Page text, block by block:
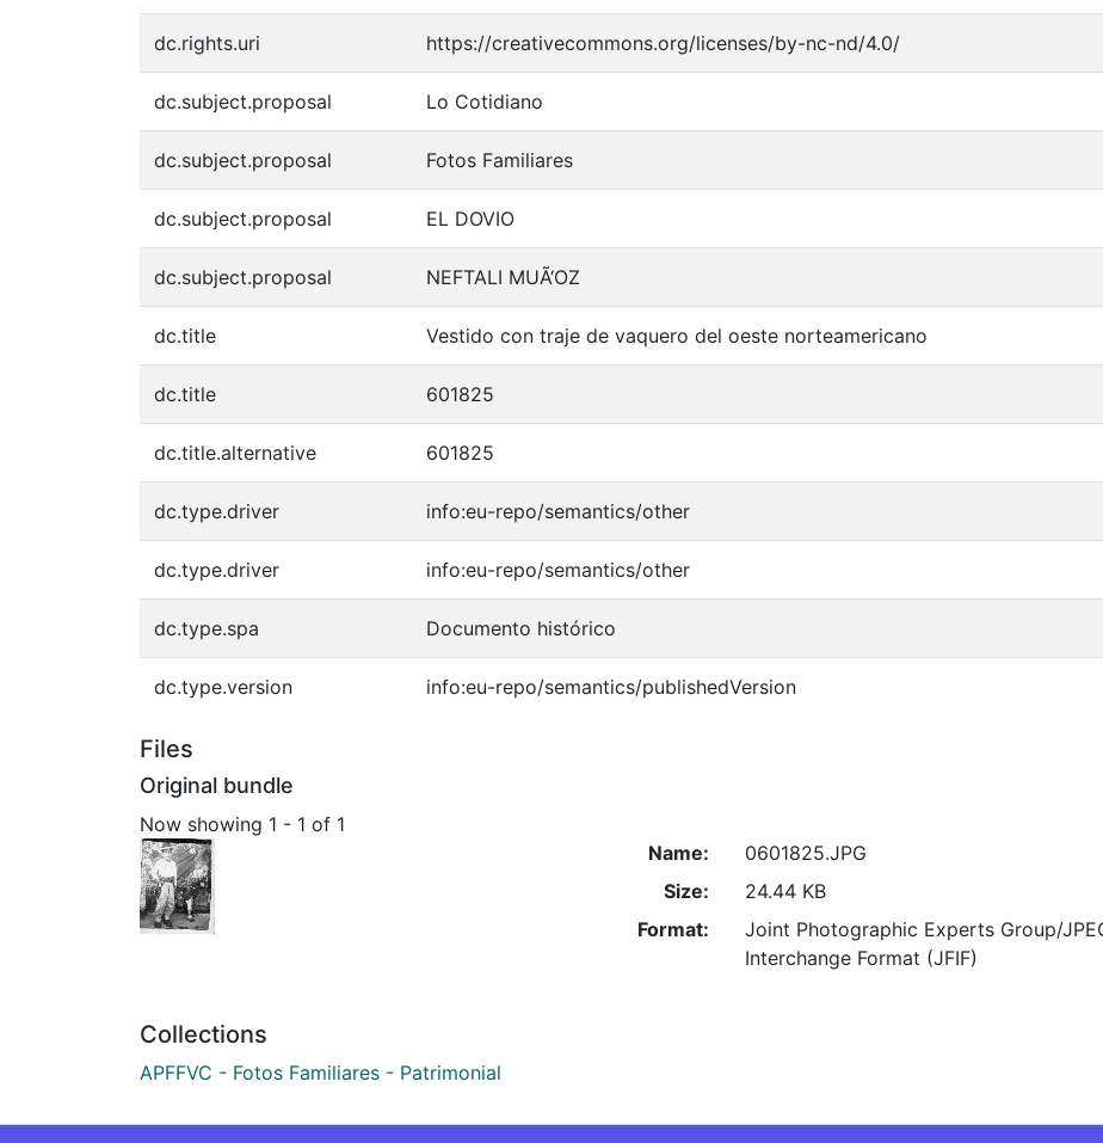
dc.rights.uri https://creativecommons.org/licenses/by-nc-nd/4.0/
dc.subject.proposal Lo Cotidiano
dc.subject.proposal Fotos Familiares
dc.subject.proposal EL DOVIO
dc.subject.proposal NEFTALI MUÃ‘OZ
dc.title Vestido con traje de vaquero del oeste norteamericano
dc.title 601825
dc.title.alternative 601825
dc.type.driver info:eu-repo/semantics/other
dc.type.driver info:eu-repo/semantics/other
dc.type.spa Documento histórico
dc.type.version info:eu-repo/semantics/publishedVersion
Files
Original bundle
Now showing 1 - 1 of 1
Name:
0601825.JPG
Size:
24.44 KB
Format:
Joint Photographic Experts Group/
Interchange Format (JFIF)
Collections
APFFVC - Fotos Familiares - Patrimonial